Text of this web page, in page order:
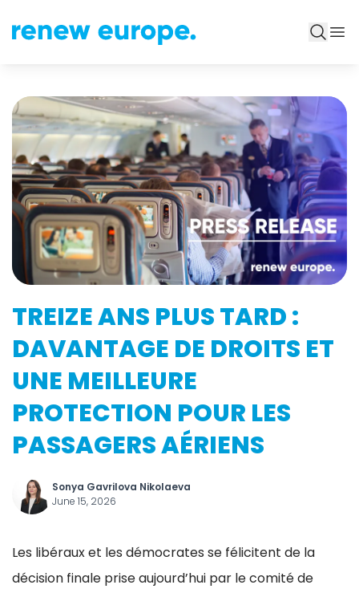
TREIZE ANS PLUS TARD :
DAVANTAGE DE DROITS ET
UNE MEILLEURE
PROTECTION POUR LES
PASSAGERS AÉRIENS
Sonya Gavrilova Nikolaeva
June 15, 2026
Les libéraux et les démocrates se félicitent de la
décision finale prise aujourd’hui par le comité de